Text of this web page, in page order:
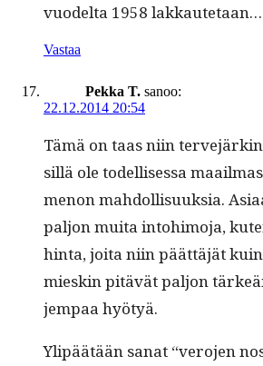
vuodelta 1958 lakkautetaan…
Vastaa
Pekka T. sanoo:
22.12.2014 20:54
Tämä on taas niin
sil­lä ole todel­lises­sa
menon mah­dol­lisuuk­sia.
paljon mui­ta into­hi­mo­ja,
hin­ta, joi­ta niin päät­täjät
mie­skin pitävät paljon
jem­paa hyötyä.
Ylipäätään sanat “vero­jen